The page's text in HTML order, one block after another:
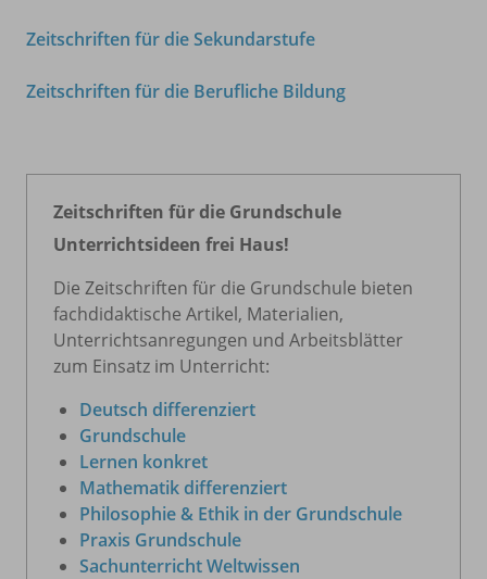
Zeitschriften für die Sekundarstufe
Zeitschriften für die Berufliche Bildung
Zeitschriften für die Grundschule
Unterrichtsideen frei Haus!
Die Zeitschriften für die Grundschule bieten
fachdidaktische Artikel, Materialien,
Unterrichtsanregungen und Arbeitsblätter
zum Einsatz im Unterricht:
Deutsch differenziert
Grundschule
Lernen konkret
Mathematik differenziert
Philosophie & Ethik in der Grundschule
Praxis Grundschule
Sachunterricht Weltwissen